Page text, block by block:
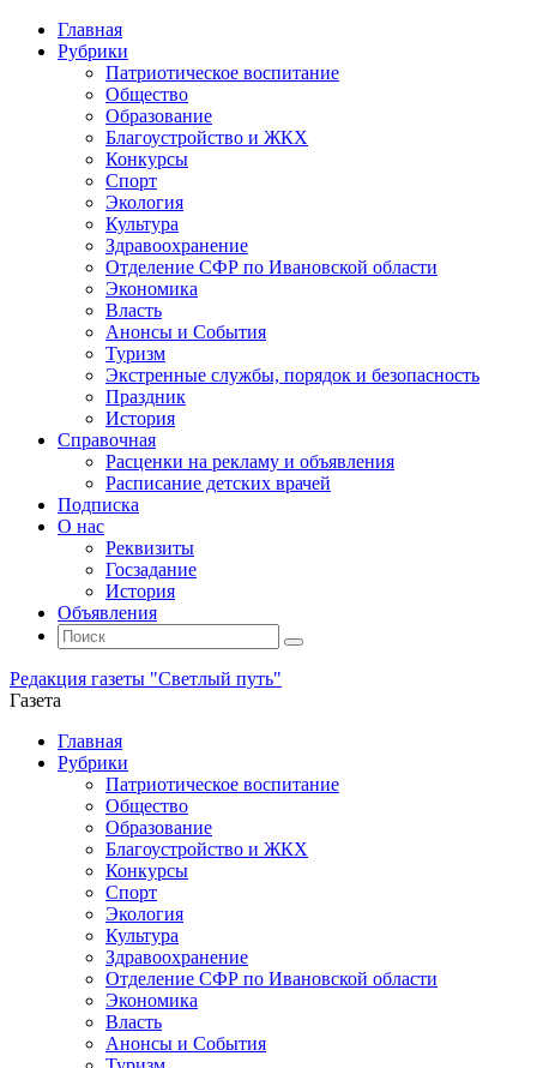
Главная
Рубрики
Патриотическое воспитание
Общество
Образование
Благоустройство и ЖКХ
Конкурсы
Спорт
Экология
Культура
Здравоохранение
Отделение СФР по Ивановской области
Экономика
Власть
Анонсы и События
Туризм
Экстренные службы, порядок и безопасность
Праздник
История
Справочная
Расценки на рекламу и объявления
Расписание детских врачей
Подписка
О нас
Реквизиты
Госзадание
История
Объявления
Поиск
Искать:
Поиск
Редакция газеты "Светлый путь"
Газета
Промотать
содержимому
Главная
Рубрики
Патриотическое воспитание
Общество
Образование
Благоустройство и ЖКХ
Конкурсы
Спорт
Экология
Культура
Здравоохранение
Отделение СФР по Ивановской области
Экономика
Власть
Анонсы и События